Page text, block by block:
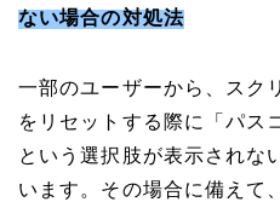
ない場合の対処法
一部のユーザーから、スク
をリセットする際に「パス
という選択肢が表示されな
います。その場合に備えて